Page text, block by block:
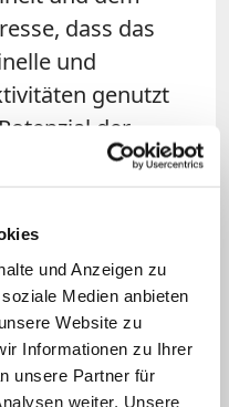
und Anzeigen zu
Medien anbieten
Website zu
Informationen zu Ihrer
unsere Partner für
weiter. Unsere
dass das
und
genutzt
der
mögliche
die
Aktivitäten,
Extremismus
Missbrauch
müssten